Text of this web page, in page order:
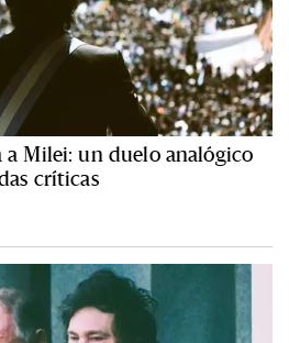
a Milei: un duelo analógico
críticas